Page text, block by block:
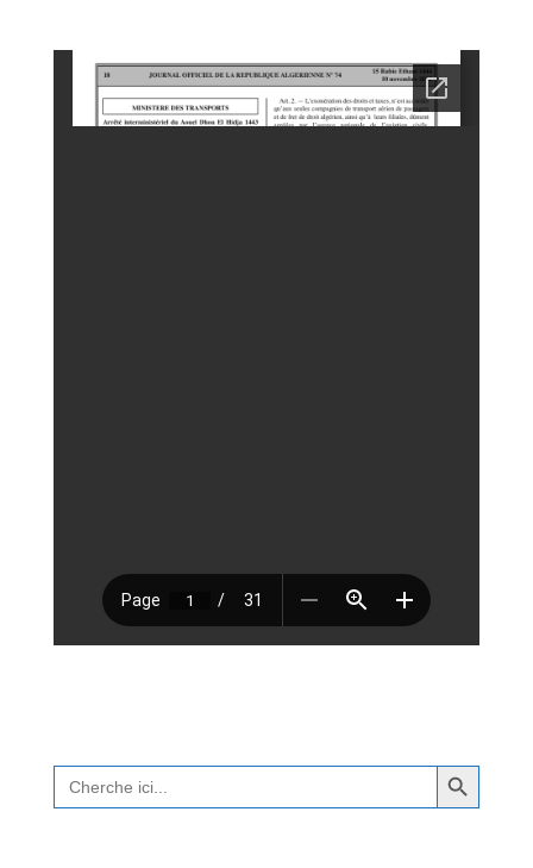
Search
for:
Search Button